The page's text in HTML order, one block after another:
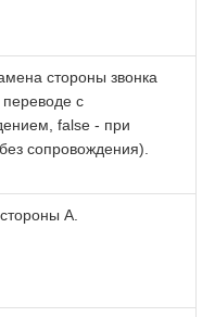
стороны звонка
с
false - при
сопровождения).
А.